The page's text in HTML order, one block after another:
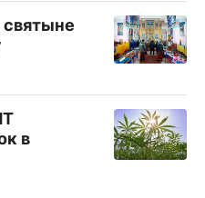
святыне
в